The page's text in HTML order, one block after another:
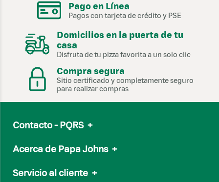
Pago en Línea
Pagos con tarjeta de crédito y PSE
Domicilios en la puerta de tu
casa
Disfruta de tu pizza favorita a un solo clic
Compra segura
Sitio certificado y completamente seguro
para realizar compras
Contacto - PQRS +
Email
servicioalcliente@papajohns.com.co
Whatsapp: 315 602 0554
Acerca de Papa Johns +
Nuestra marca
Servicio al cliente +